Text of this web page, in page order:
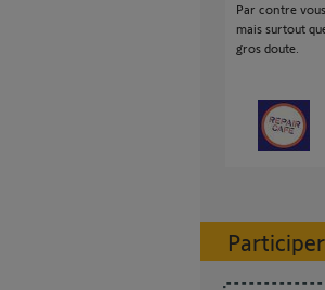
Par contre
mais surtout
gros doute.